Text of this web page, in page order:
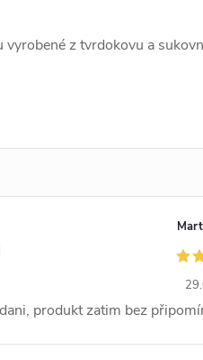
z tvrdokovu a
produkt zatim bez